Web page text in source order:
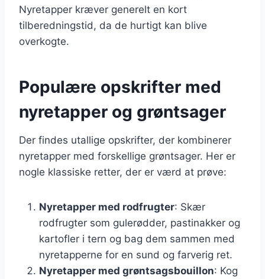
Nyretapper kræver generelt en kort
tilberedningstid, da de hurtigt kan blive
overkogte.
Populære opskrifter med
nyretapper og grøntsager
Der findes utallige opskrifter, der kombinerer
nyretapper med forskellige grøntsager. Her er
nogle klassiske retter, der er værd at prøve:
Nyretapper med rodfrugter: Skær
rodfrugter som gulerødder, pastinakker og
kartofler i tern og bag dem sammen med
nyretapperne for en sund og farverig ret.
Nyretapper med grøntsagsbouillon: Kog